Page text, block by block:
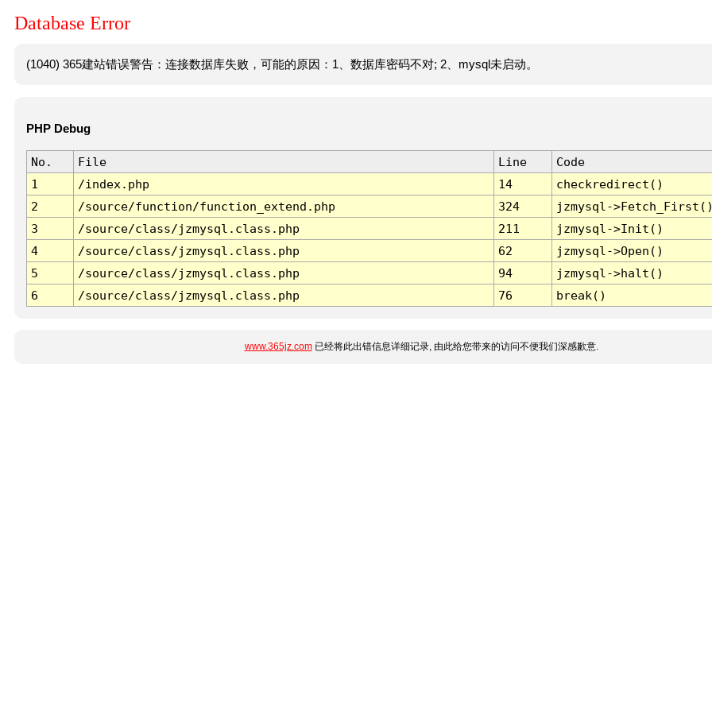
Database Error
(1040) 365建站错误警告：连接数据库失败，可能的原因：1、数据库密码不对; 2、mysql未启动。
PHP Debug
No. File Line
Code
1
/index.php 14
checkredirect()
2
/source/function/function_extend.php 324
jzmysql-
3
/source/class/jzmysql.class.php 211
jzmysql->Init()
4
/source/class/jzmysql.class.php 62
jzmysql->Open()
5
/source/class/jzmysql.class.php 94
jzmysql->halt()
6
/source/class/jzmysql.class.php 76 break()
www.365jz.com已经将此出错信息详细记录, 由此给您带来的访问不便我们深感歉意.